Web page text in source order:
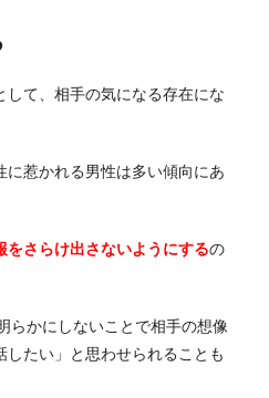
て、相手の気になる存在にな
に惹かれる男性は多い傾向にあ
をさらけ出さないようにするの
らかにしないことで相手の想像
たい」と思わせられることも